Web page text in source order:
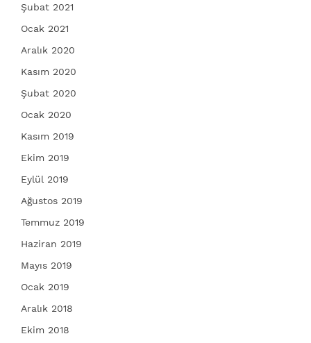
Şubat 2021
Ocak 2021
Aralık 2020
Kasım 2020
Şubat 2020
Ocak 2020
Kasım 2019
Ekim 2019
Eylül 2019
Ağustos 2019
Temmuz 2019
Haziran 2019
Mayıs 2019
Ocak 2019
Aralık 2018
Ekim 2018